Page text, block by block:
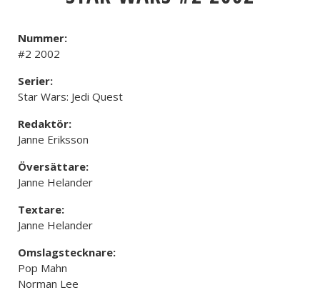
Nummer:
#2 2002
Serier:
Star Wars: Jedi Quest
Redaktör:
Janne Eriksson
Översättare:
Janne Helander
Textare:
Janne Helander
Omslagstecknare:
Pop Mahn
Norman Lee